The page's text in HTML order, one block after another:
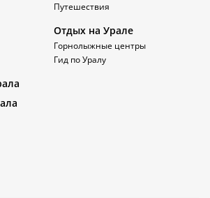
Путешествия
Отдых на Урале
Горнолыжные центры
Гид по Уралу